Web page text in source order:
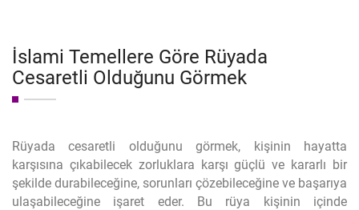
İslami Temellere Göre Rüyada
Cesaretli Olduğunu Görmek
Rüyada cesaretli olduğunu görmek, kişinin hayatta
karşısına çıkabilecek zorluklara karşı güçlü ve kararlı bir
şekilde durabileceğine, sorunları çözebileceğine ve başarıya
ulaşabileceğine işaret eder. Bu rüya kişinin içinde